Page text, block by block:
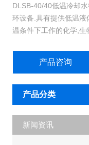
DLSB-40/40低温冷却
环设备.具有提供低温
温条件下工作的化学,
产品咨询
产品分类
新闻资讯